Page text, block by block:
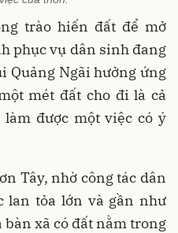
trào hiến đất để mở
phục vụ dân sinh đang
Quảng Ngãi hưởng ứng
mét đất cho đi là cả
được một việc có ý
Tây, nhờ công tác dân
lan tỏa lớn và gần như
xã có đất nằm trong